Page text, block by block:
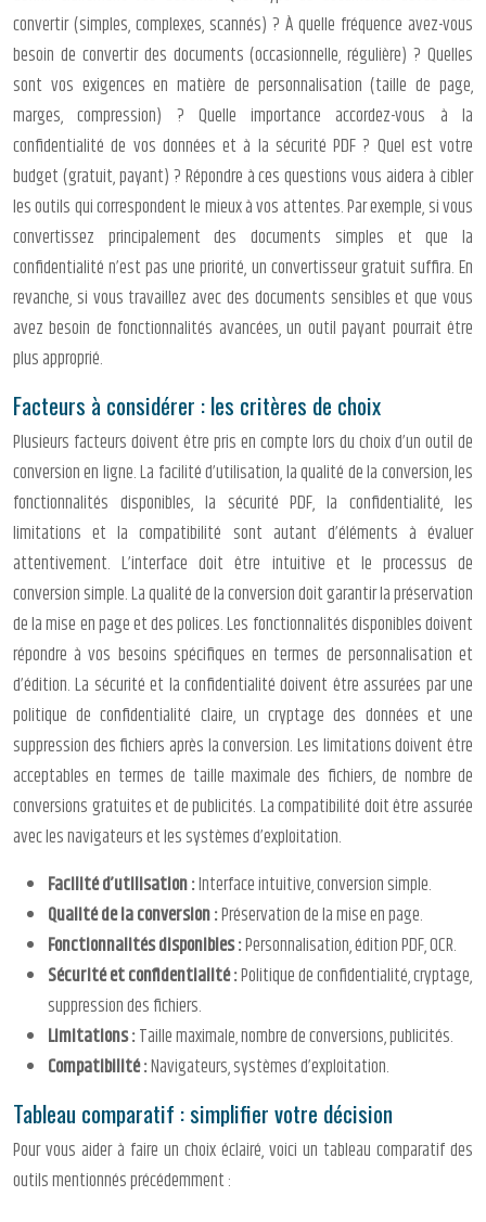
convertir (simples, complexes, scannés) ? À quelle fréquence avez-vous
besoin de convertir des documents (occasionnelle, régulière) ? Quelles
sont vos exigences en matière de personnalisation (taille de page,
marges, compression) ? Quelle importance accordez-vous à la
confidentialité de vos données et à la sécurité PDF ? Quel est votre
budget (gratuit, payant) ? Répondre à ces questions vous aidera à cibler
les outils qui correspondent le mieux à vos attentes. Par exemple, si vous
convertissez principalement des documents simples et que la
confidentialité n’est pas une priorité, un convertisseur gratuit suffira. En
revanche, si vous travaillez avec des documents sensibles et que vous
avez besoin de fonctionnalités avancées, un outil payant pourrait être
plus approprié.
Facteurs à considérer : les critères de choix
Plusieurs facteurs doivent être pris en compte lors du choix d’un outil de
conversion en ligne. La facilité d’utilisation, la qualité de la conversion, les
fonctionnalités disponibles, la sécurité PDF, la confidentialité, les
limitations et la compatibilité sont autant d’éléments à évaluer
attentivement. L’interface doit être intuitive et le processus de
conversion simple. La qualité de la conversion doit garantir la préservation
de la mise en page et des polices. Les fonctionnalités disponibles doivent
répondre à vos besoins spécifiques en termes de personnalisation et
d’édition. La sécurité et la confidentialité doivent être assurées par une
politique de confidentialité claire, un cryptage des données et une
suppression des fichiers après la conversion. Les limitations doivent être
acceptables en termes de taille maximale des fichiers, de nombre de
conversions gratuites et de publicités. La compatibilité doit être assurée
avec les navigateurs et les systèmes d’exploitation.
Facilité d’utilisation :Interface intuitive, conversion simple.
Qualité de la conversion :Préservation de la mise en page.
Fonctionnalités disponibles :Personnalisation, édition PDF, OCR.
Sécurité et confidentialité :Politique de confidentialité, cryptage,
suppression des fichiers.
Limitations :Taille maximale, nombre de conversions, publicités.
Compatibilité :Navigateurs, systèmes d’exploitation.
Tableau comparatif : simplifier votre décision
Pour vous aider à faire un choix éclairé, voici un tableau comparatif des
outils mentionnés précédemment :